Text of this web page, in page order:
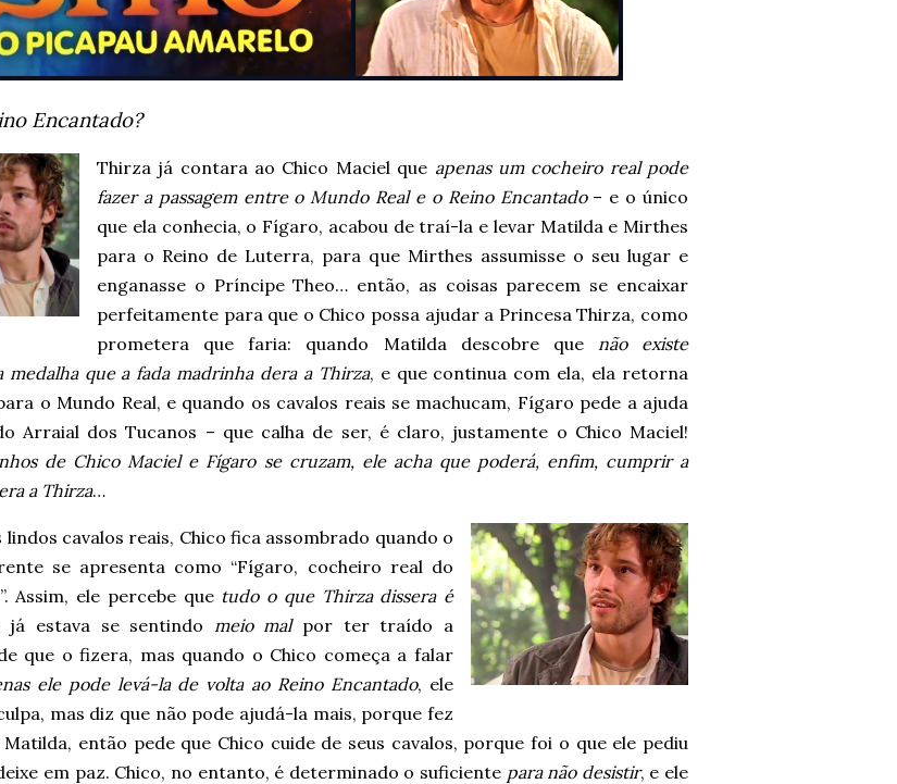
Encantado?
Thirza já contara ao Chico Maciel que apenas um cocheiro real pode
fazer a passagem entre o Mundo Real e o Reino Encantado– e o único
que ela conhecia, o Fígaro, acabou de traí-la e levar Matilda e Mirthes
para o Reino de Luterra, para que Mirthes assumisse o seu lugar e
enganasse o Príncipe Theo… então, as coisas parecem se encaixar
perfeitamente para que o Chico possa ajudar a Princesa Thirza, como
prometera que faria: quando Matilda descobre que não existe
medalha que a fada madrinha dera a Thirza, e que continua com ela, ela retorna
o Mundo Real, e quando os cavalos reais se machucam, Fígaro pede a ajuda
Arraial dos Tucanos – que calha de ser, é claro, justamente o Chico Maciel!
de Chico Maciel e Fígaro se cruzam, ele acha que poderá, enfim, cumprir a
a Thirza…
lindos cavalos reais, Chico fica assombrado quando o
se apresenta como “Fígaro, cocheiro real do
Assim, ele percebe que tudo o que Thirza dissera é
já estava se sentindo meio malpor ter traído a
que o fizera, mas quando o Chico começa a falar
ele pode levá-la de volta ao Reino Encantado, ele
mas diz que não pode ajudá-la mais, porque fez
então pede que Chico cuide de seus cavalos, porque foi o que ele pediu
em paz. Chico, no entanto, é determinado o suficiente para não desistir, e ele